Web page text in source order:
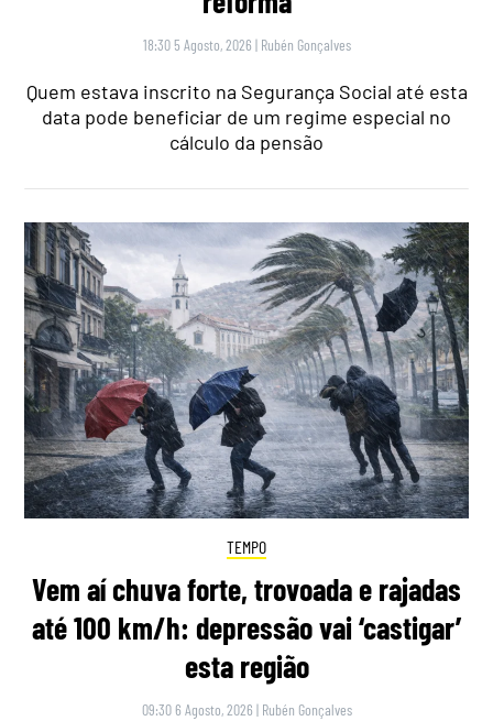
18:30 5 Agosto, 2026 | Rubén Gonçalves
Quem estava inscrito na Segurança Social até esta
data pode beneficiar de um regime especial no
cálculo da pensão
TEMPO
Vem aí chuva forte, trovoada e rajadas
até 100 km/h: depressão vai ‘castigar’
esta região
09:30 6 Agosto, 2026 | Rubén Gonçalves